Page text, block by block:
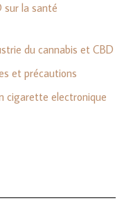
sur la santé
du cannabis et CBD
et précautions
cigarette electronique